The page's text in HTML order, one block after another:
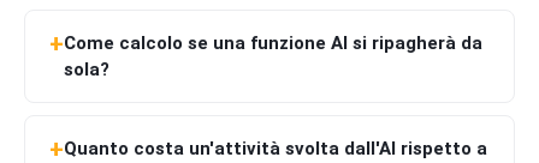
Come calcolo se una funzione AI si ripagherà da
sola?
Quanto costa un'attività svolta dall'AI rispetto a